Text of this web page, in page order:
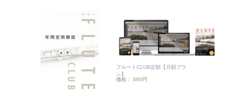
フルートCLUB定額【月額プラ
ン】
価格： 680円